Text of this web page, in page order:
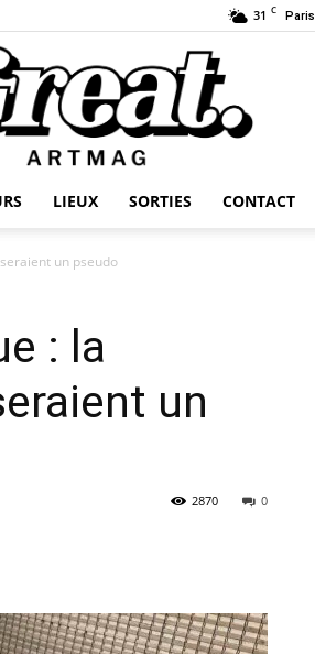
31 C Paris
LIEUX SORTIES CONTACT
un pseudo
: la
un
0
2870